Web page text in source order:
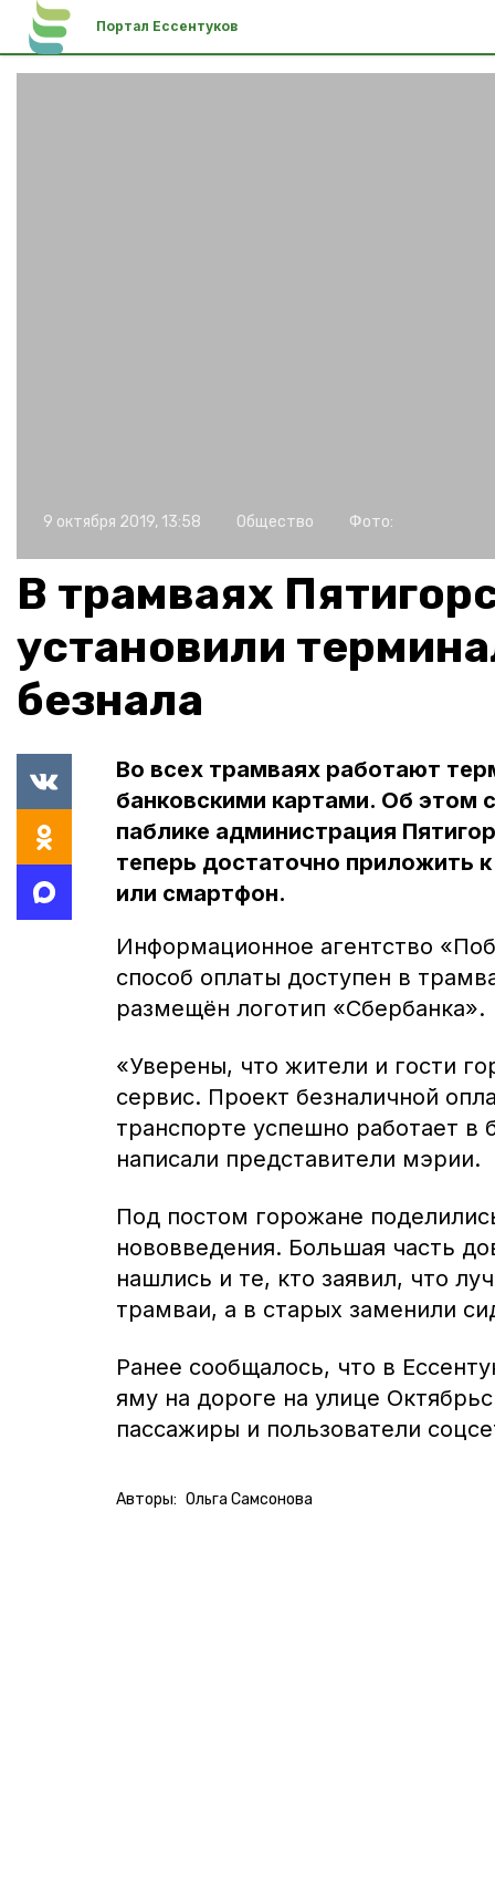
Портал Ессентуков
9 октября 2019, 13:58 Общество Фото:
В трамваях
установили
безнала
Во всех трамваях работают
банковскими картами. Об этом
паблике администрация
теперь достаточно приложить
или смартфон.
Информационное агентство
способ оплаты доступен в
размещён логотип «Сбербанка».
«Уверены, что жители и гости
сервис. Проект безналичной
транспорте успешно работает в
написали представители мэрии.
Под постом горожане
нововведения. Большая часть
нашлись и те, кто заявил, что
трамваи, а в старых заменили
Ранее сообщалось, что в
яму на дороге на улице
пассажиры и пользователи
Авторы: Ольга Самсонова